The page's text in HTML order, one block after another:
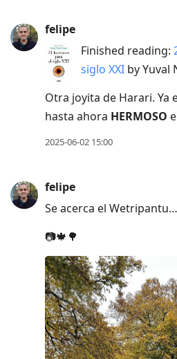
felipe
Finished reading:
siglo XXI by Yuval
Otra joyita de Harari. Ya
hasta ahora HERMOSO
2025-06-02 15:00
felipe
Se acerca el Wetripantu…
📷🍁🌳